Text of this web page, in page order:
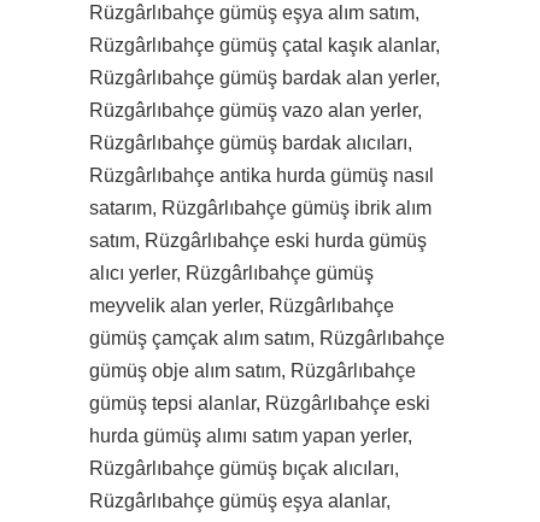
Rüzgârlıbahçe gümüş eşya alım satım,
Rüzgârlıbahçe gümüş çatal kaşık alanlar,
Rüzgârlıbahçe gümüş bardak alan yerler,
Rüzgârlıbahçe gümüş vazo alan yerler,
Rüzgârlıbahçe gümüş bardak alıcıları,
Rüzgârlıbahçe antika hurda gümüş nasıl
satarım, Rüzgârlıbahçe gümüş ibrik alım
satım, Rüzgârlıbahçe eski hurda gümüş
alıcı yerler, Rüzgârlıbahçe gümüş
meyvelik alan yerler, Rüzgârlıbahçe
gümüş çamçak alım satım, Rüzgârlıbahçe
gümüş obje alım satım, Rüzgârlıbahçe
gümüş tepsi alanlar, Rüzgârlıbahçe eski
hurda gümüş alımı satım yapan yerler,
Rüzgârlıbahçe gümüş bıçak alıcıları,
Rüzgârlıbahçe gümüş eşya alanlar,